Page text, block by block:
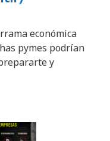
económica
pymes podrían
y